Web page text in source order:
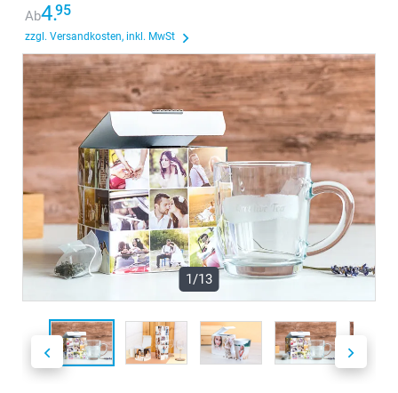
Ab4.95
zzgl. Versandkosten, inkl. MwSt
1/13